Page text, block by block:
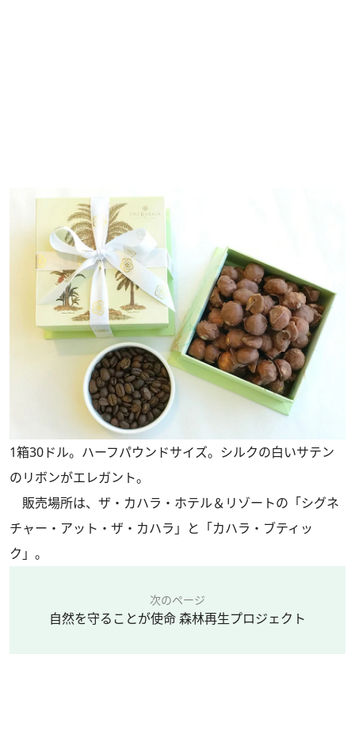
1箱30ドル。ハーフパウンドサイズ。シルクの白いサテン
のリボンがエレガント。
販売場所は、ザ・カハラ・ホテル＆リゾートの「シグネ
チャー・アット・ザ・カハラ」と「カハラ・ブティッ
ク」。
次のページ
自然を守ることが使命 森林再生プロジェクト